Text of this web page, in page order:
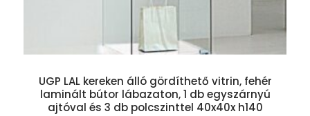
UGP LAL kereken álló gördíthető vitrin, fehér
laminált bútor lábazaton, 1 db egyszárnyú
ajtóval és 3 db polcszinttel 40x40x h140